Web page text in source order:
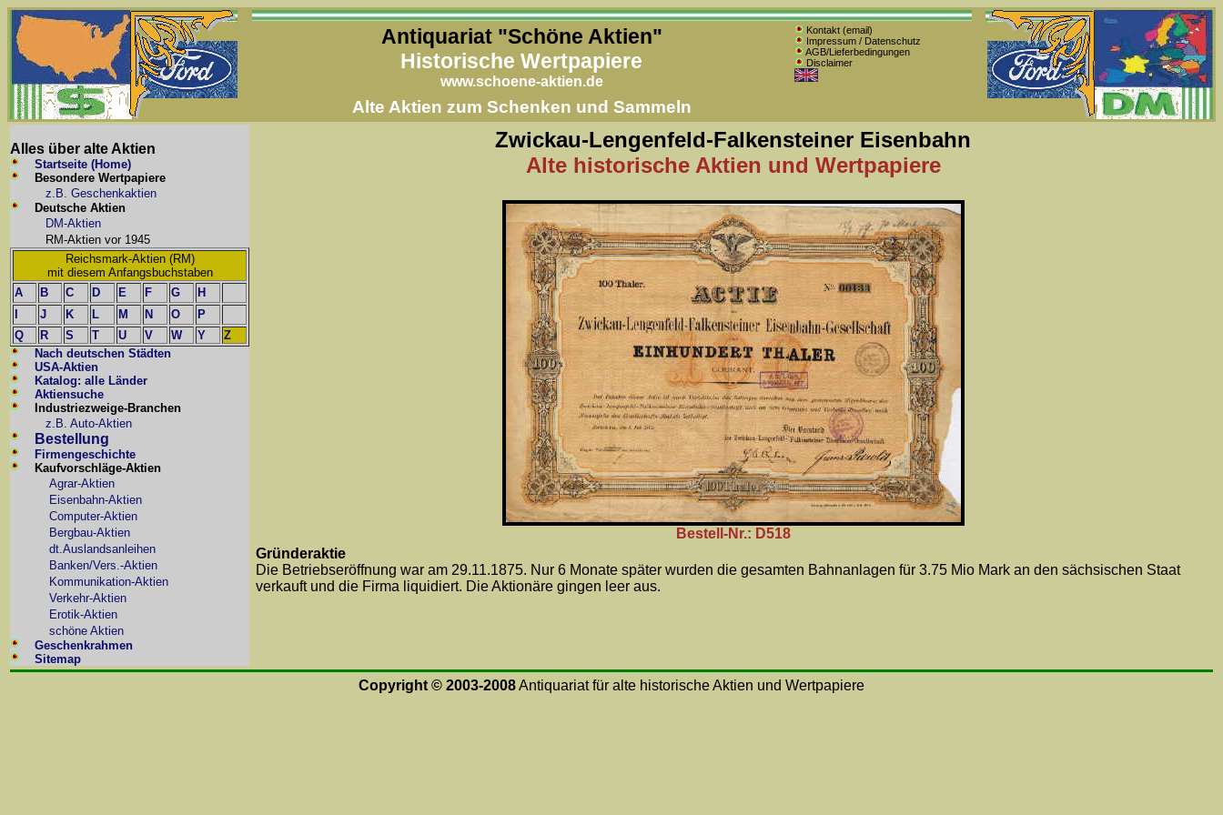
Antiquariat "Schöne Aktien"
Historische Wertpapiere
www.schoene-aktien.de
Kontakt (email)
Impressum / Datenschutz
AGB/Lieferbedingungen
Disclaimer
Alte Aktien zum Schenken und Sammeln
Alles über alte Aktien
Startseite (Home)
Besondere Wertpapiere
z.B. Geschenkaktien
Deutsche Aktien
DM-Aktien
RM-Aktien vor 1945
Reichsmark-Aktien (RM)
mit diesem Anfangsbuchstaben
A
B C D E F G
H
J K L M N O
P
Q
R S T U V W Y
Z
Nach deutschen Städten
USA-Aktien
Katalog: alle Länder
Aktiensuche
Industriezweige-Branchen
z.B. Auto-Aktien
Bestellung
Firmengeschichte
Kaufvorschläge-Aktien
Agrar-Aktien
Eisenbahn-Aktien
Computer-Aktien
Bergbau-Aktien
dt.Auslandsanleihen
Banken/Vers.-Aktien
Kommunikation-Aktien
Verkehr-Aktien
Erotik-Aktien
schöne Aktien
Geschenkrahmen
Sitemap
Zwickau-Lengenfeld-Falkensteiner Eisenbahn
Alte historische Aktien und Wertpapiere
Bestell-Nr.: D518
Gründeraktie
Die Betriebseröffnung war am 29.11.1875. Nur 6 Monate später wurden die gesamten Bahnanlagen für 3.75 Mio Mark an den sächsischen Staat
verkauft und die Firma liquidiert. Die Aktionäre gingen leer aus.
Copyright © 2003-2008Antiquariat für alte historische Aktien und Wertpapiere